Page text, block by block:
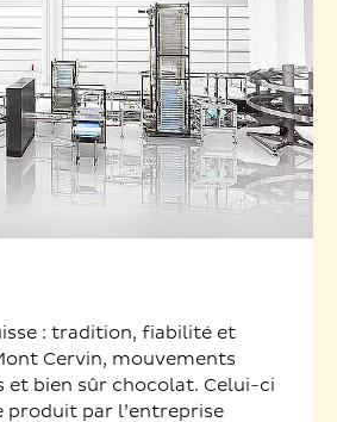
: tradition, fiabilité et
Cervin, mouvements
et bien sûr chocolat. Celui-ci
produit par l’entreprise